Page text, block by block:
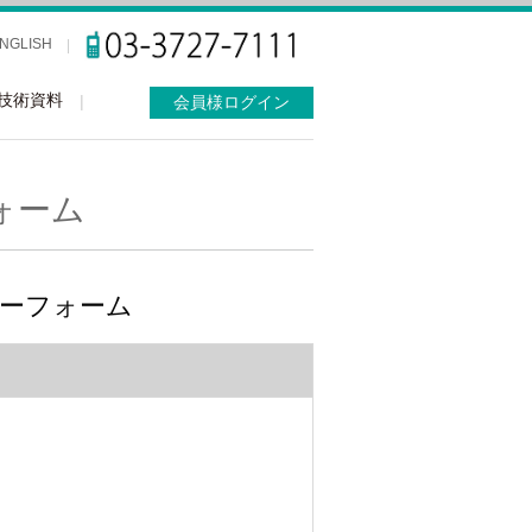
術資料 会員様ログイン
ーム
フォーム